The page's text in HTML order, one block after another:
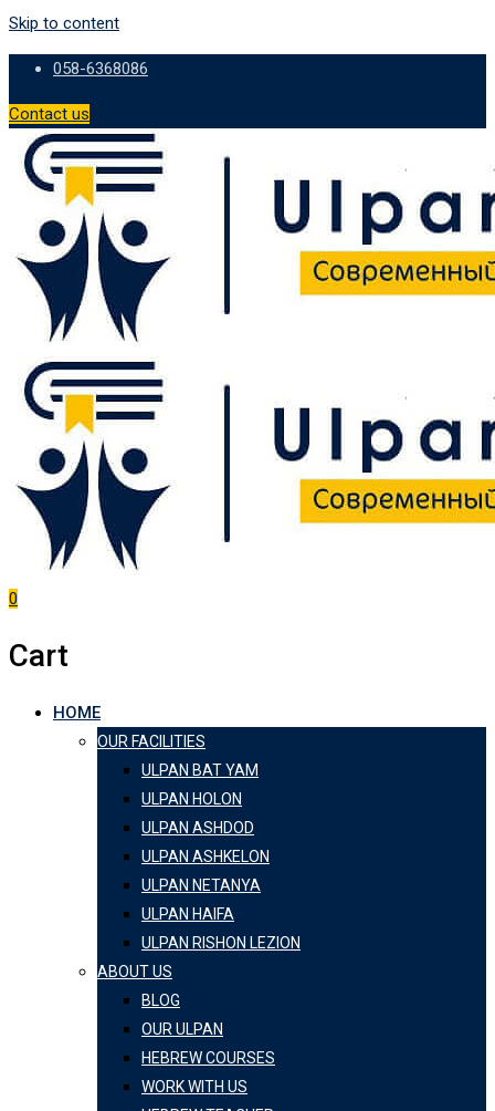
Skip to content
058-6368086
Contact us
0
Cart
HOME
OUR FACILITIES
ULPAN BAT YAM
ULPAN HOLON
ULPAN ASHDOD
ULPAN ASHKELON
ULPAN NETANYA
ULPAN HAIFA
ULPAN RISHON LEZION
ABOUT US
BLOG
OUR ULPAN
HEBREW COURSES
WORK WITH US